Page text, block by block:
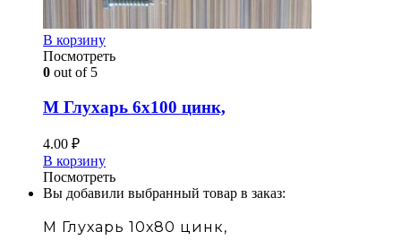
В корзину
Посмотреть
0 out of 5
М Глухарь 6х100 цинк,
4.00 ₽
В корзину
Посмотреть
Вы добавили выбранный товар в заказ:
М Глухарь 10х80 цинк,